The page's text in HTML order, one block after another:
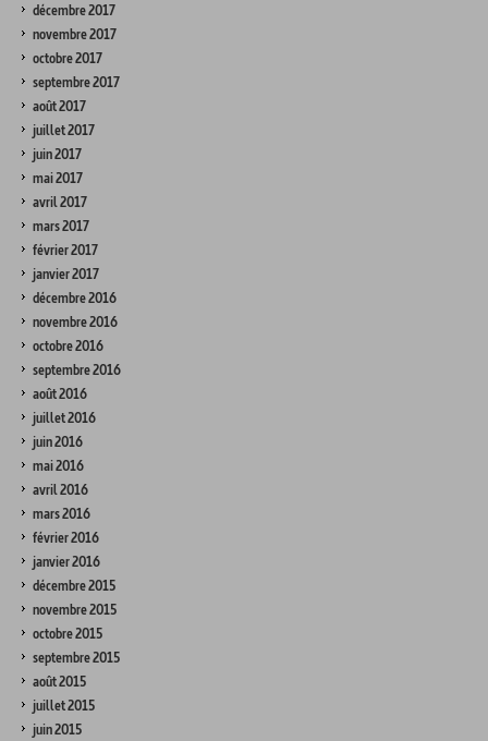
décembre 2017
novembre 2017
octobre 2017
septembre 2017
août 2017
juillet 2017
juin 2017
mai 2017
avril 2017
mars 2017
février 2017
janvier 2017
décembre 2016
novembre 2016
octobre 2016
septembre 2016
août 2016
juillet 2016
juin 2016
mai 2016
avril 2016
mars 2016
février 2016
janvier 2016
décembre 2015
novembre 2015
octobre 2015
septembre 2015
août 2015
juillet 2015
juin 2015